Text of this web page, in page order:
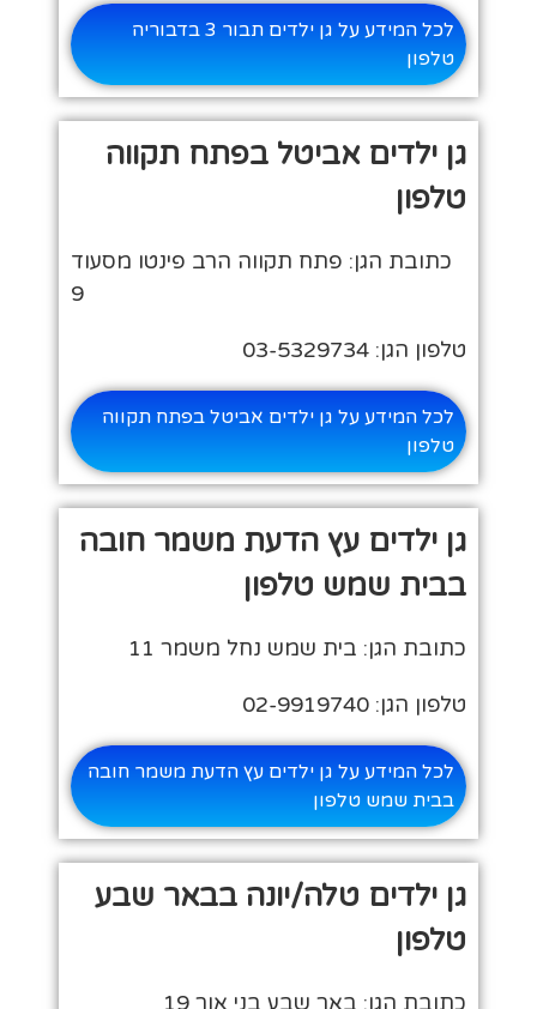
לכל המידע על גן ילדים תבור 3 בדבוריה
טלפון
גן ילדים אביטל בפתח תקווה
טלפון
כתובת הגן: פתח תקווה הרב פינטו מסעוד
9
טלפון הגן: 03-5329734
לכל המידע על גן ילדים אביטל בפתח תקווה
טלפון
גן ילדים עץ הדעת משמר חובה
בבית שמש טלפון
כתובת הגן: בית שמש נחל משמר 11
טלפון הגן: 02-9919740
לכל המידע על גן ילדים עץ הדעת משמר חובה
בבית שמש טלפון
גן ילדים טלה/יונה בבאר שבע
טלפון
כתובת הגן: באר שבע בני אור 19